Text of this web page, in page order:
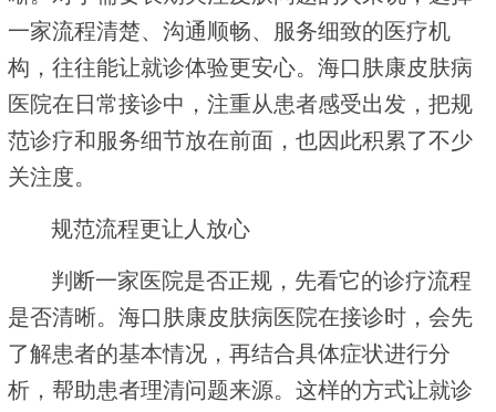
一家流程清楚、沟通顺畅、服务细致的医疗机
构，往往能让就诊体验更安心。海口肤康皮肤病
医院在日常接诊中，注重从患者感受出发，把规
范诊疗和服务细节放在前面，也因此积累了不少
关注度。
规范流程更让人放心
判断一家医院是否正规，先看它的诊疗流程
是否清晰。海口肤康皮肤病医院在接诊时，会先
了解患者的基本情况，再结合具体症状进行分
析，帮助患者理清问题来源。这样的方式让就诊